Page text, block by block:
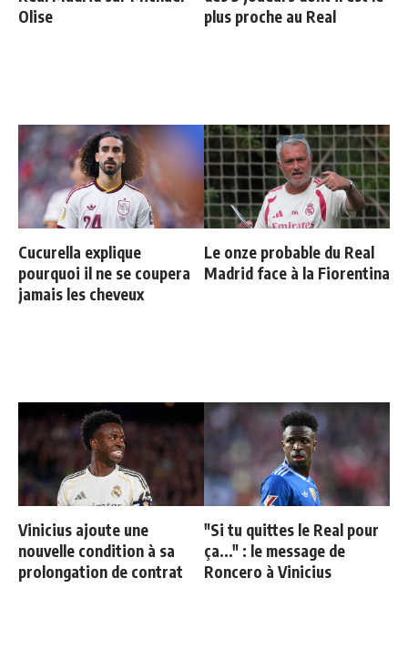
Olise
plus proche au Real
Cucurella explique
pourquoi il ne se coupera
jamais les cheveux
Le onze probable du Real
Madrid face à la Fiorentina
Vinicius ajoute une
nouvelle condition à sa
prolongation de contrat
"Si tu quittes le Real pour
ça..." : le message de
Roncero à Vinicius